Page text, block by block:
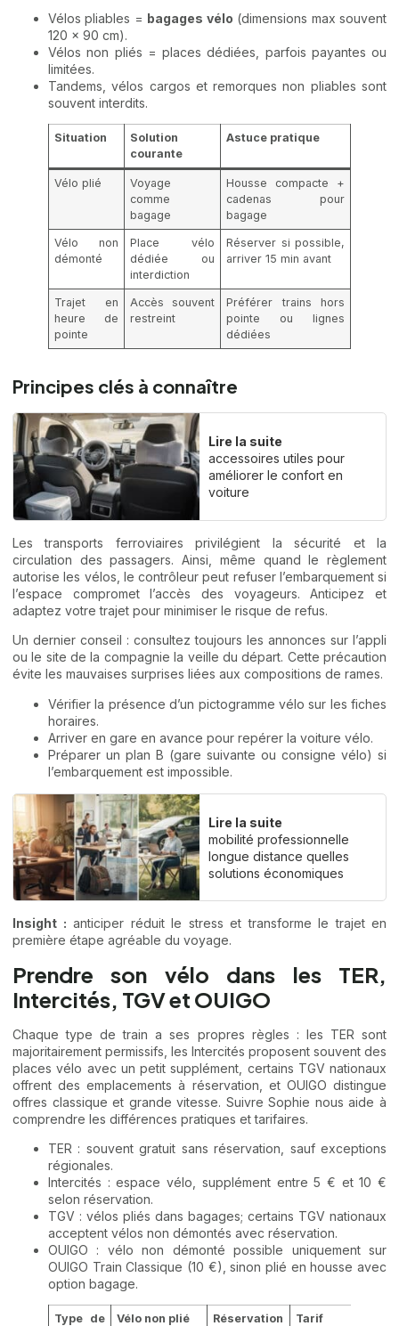
Vélos pliables = bagages vélo (dimensions max souvent
120 x 90 cm).
Vélos non pliés = places dédiées, parfois payantes ou
limitées.
Tandems, vélos cargos et remorques non pliables sont
souvent interdits.
Situation
Solution
courante
Astuce pratique
Vélo plié
Voyage
comme
bagage
Housse compacte +
cadenas pour
bagage
Vélo non
démonté
Place vélo
dédiée ou
interdiction
Réserver si possible,
arriver 15 min avant
Trajet en
heure de
pointe
Accès souvent
restreint
Préférer trains hors
pointe ou lignes
dédiées
Principes clés à connaître
Lire la suite
accessoires utiles pour
améliorer le confort en
voiture
Les transports ferroviaires privilégient la sécurité et la
circulation des passagers. Ainsi, même quand le règlement
autorise les vélos, le contrôleur peut refuser l’embarquement si
l’espace compromet l’accès des voyageurs. Anticipez et
adaptez votre trajet pour minimiser le risque de refus.
Un dernier conseil : consultez toujours les annonces sur l’appli
ou le site de la compagnie la veille du départ. Cette précaution
évite les mauvaises surprises liées aux compositions de rames.
Vérifier la présence d’un pictogramme vélo sur les fiches
horaires.
Arriver en gare en avance pour repérer la voiture vélo.
Préparer un plan B (gare suivante ou consigne vélo) si
l’embarquement est impossible.
Lire la suite
mobilité professionnelle
longue distance quelles
solutions économiques
Insight : anticiper réduit le stress et transforme le trajet en
première étape agréable du voyage.
Prendre son vélo dans les TER,
Intercités, TGV et OUIGO
Chaque type de train a ses propres règles : les TER sont
majoritairement permissifs, les Intercités proposent souvent des
places vélo avec un petit supplément, certains TGV nationaux
offrent des emplacements à réservation, et OUIGO distingue
offres classique et grande vitesse. Suivre Sophie nous aide à
comprendre les différences pratiques et tarifaires.
TER : souvent gratuit sans réservation, sauf exceptions
régionales.
Intercités : espace vélo, supplément entre 5 € et 10 €
selon réservation.
TGV : vélos pliés dans bagages; certains TGV nationaux
acceptent vélos non démontés avec réservation.
OUIGO : vélo non démonté possible uniquement sur
OUIGO Train Classique (10 €), sinon plié en housse avec
option bagage.
Type de Vélo non plié Réservation Tarif